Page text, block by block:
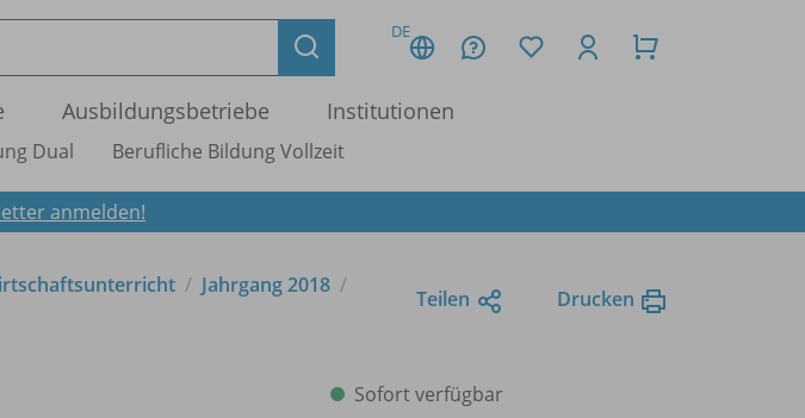
DE
Ausbildungsbetriebe Institutionen
Dual Berufliche Bildung Vollzeit
anmelden!
Jahrgang 2018
Teilen Drucken
Sofort verfügbar